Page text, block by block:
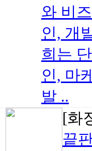
와 비
인, 개
희는
인, 마
발 ..
[화
끝